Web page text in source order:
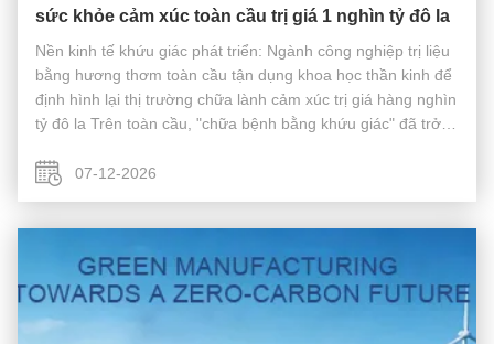
sức khỏe cảm xúc toàn cầu trị giá 1 nghìn tỷ đô la
Nền kinh tế khứu giác phát triển: Ngành công nghiệp trị liệu
bằng hương thơm toàn cầu tận dụng khoa học thần kinh để
định hình lại thị trường chữa lành cảm xúc trị giá hàng nghìn
tỷ đô la Trên toàn cầu, "chữa bệnh bằng khứu giác" đã trở
hương ...07-12-2026